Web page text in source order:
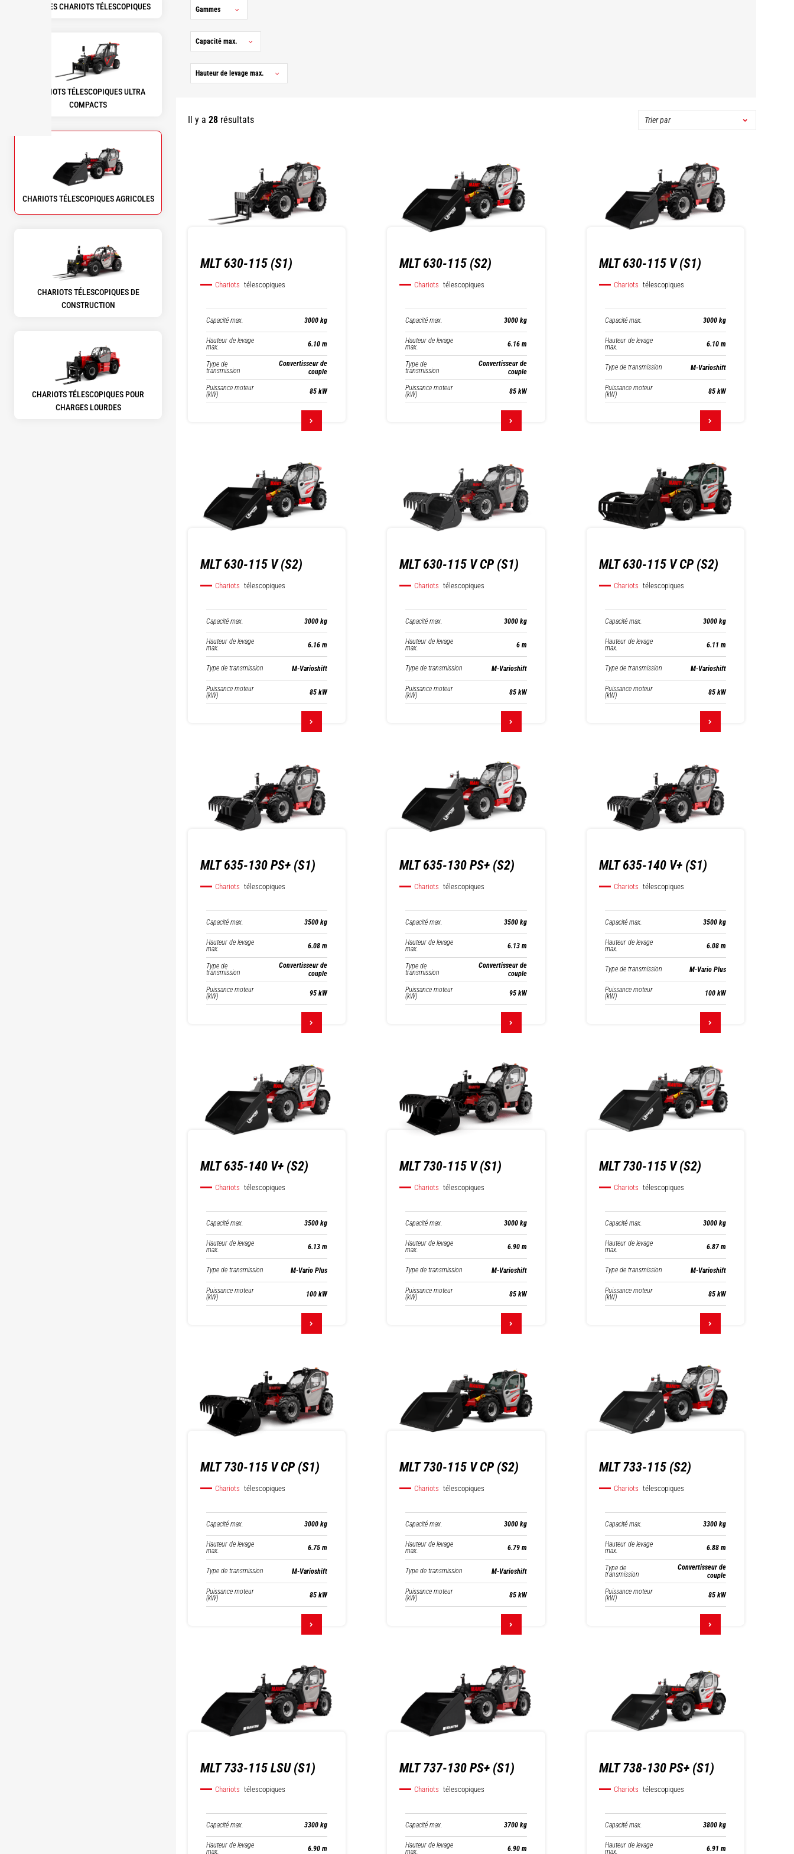
TOUS LES CHARIOTS TÉLESCOPIQUES
CHARIOTS TÉLESCOPIQUES ULTRA
COMPACTS
CHARIOTS TÉLESCOPIQUES AGRICOLES
CHARIOTS TÉLESCOPIQUES DE
CONSTRUCTION
CHARIOTS TÉLESCOPIQUES POUR
CHARGES LOURDES
Gammes
Capacité max.
Hauteur de levage max.
Il y a 28 résultats
MLT 630-115 (S1)
Chariots télescopiques
Capacité max. 3000 kg
Hauteur de levage
max. 6.10 m
Type de
transmission
Convertisseur de
couple
Puissance moteur
(kW) 85 kW
MLT 630-115 (S2)
Chariots télescopiques
Capacité max. 3000 kg
Hauteur de levage
max. 6.16 m
Type de
transmission
Convertisseur de
couple
Puissance moteur
(kW) 85 kW
MLT 630-115 V (S1)
Chariots télescopiques
Capacité max. 3000 kg
Hauteur de levage
max. 6.10 m
Type de transmission M-Varioshift
Puissance moteur
(kW) 85 kW
MLT 630-115 V (S2)
Chariots télescopiques
Capacité max. 3000 kg
Hauteur de levage
max. 6.16 m
Type de transmission M-Varioshift
Puissance moteur
(kW) 85 kW
MLT 630-115 V CP (S1)
Chariots télescopiques
Capacité max. 3000 kg
Hauteur de levage
max. 6 m
Type de transmission M-Varioshift
Puissance moteur
(kW) 85 kW
MLT 630-115 V CP (S2)
Chariots télescopiques
Capacité max. 3000 kg
Hauteur de levage
max. 6.11 m
Type de transmission M-Varioshift
Puissance moteur
(kW) 85 kW
MLT 635-130 PS+ (S1)
Chariots télescopiques
Capacité max. 3500 kg
Hauteur de levage
max. 6.08 m
Type de
transmission
Convertisseur de
couple
Puissance moteur
(kW) 95 kW
MLT 635-130 PS+ (S2)
Chariots télescopiques
Capacité max. 3500 kg
Hauteur de levage
max. 6.13 m
Type de
transmission
Convertisseur de
couple
Puissance moteur
(kW) 95 kW
MLT 635-140 V+ (S1)
Chariots télescopiques
Capacité max. 3500 kg
Hauteur de levage
max. 6.08 m
Type de transmission M-Vario Plus
Puissance moteur
(kW) 100 kW
MLT 635-140 V+ (S2)
Chariots télescopiques
Capacité max. 3500 kg
Hauteur de levage
max. 6.13 m
Type de transmission M-Vario Plus
Puissance moteur
(kW) 100 kW
MLT 730-115 V (S1)
Chariots télescopiques
Capacité max. 3000 kg
Hauteur de levage
max. 6.90 m
Type de transmission M-Varioshift
Puissance moteur
(kW) 85 kW
MLT 730-115 V (S2)
Chariots télescopiques
Capacité max. 3000 kg
Hauteur de levage
max. 6.87 m
Type de transmission M-Varioshift
Puissance moteur
(kW) 85 kW
MLT 730-115 V CP (S1)
Chariots télescopiques
Capacité max. 3000 kg
Hauteur de levage
max. 6.75 m
Type de transmission M-Varioshift
Puissance moteur
(kW) 85 kW
MLT 730-115 V CP (S2)
Chariots télescopiques
Capacité max. 3000 kg
Hauteur de levage
max. 6.79 m
Type de transmission M-Varioshift
Puissance moteur
(kW) 85 kW
MLT 733-115 (S2)
Chariots télescopiques
Capacité max. 3300 kg
Hauteur de levage
max. 6.88 m
Type de
transmission
Convertisseur de
couple
Puissance moteur
(kW) 85 kW
MLT 733-115 LSU (S1)
Chariots télescopiques
Capacité max. 3300 kg
Hauteur de levage
max. 6.90 m
MLT 737-130 PS+ (S1)
Chariots télescopiques
Capacité max. 3700 kg
Hauteur de levage
max. 6.90 m
MLT 738-130 PS+ (S1)
Chariots télescopiques
Capacité max. 3800 kg
Hauteur de levage
max. 6.91 m